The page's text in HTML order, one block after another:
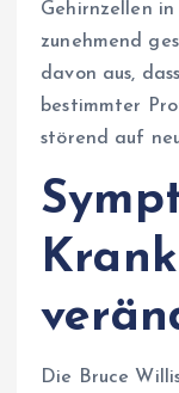
Gehirnzellen
zunehmend
davon aus,
bestimmter
störend auf
Die Bruce